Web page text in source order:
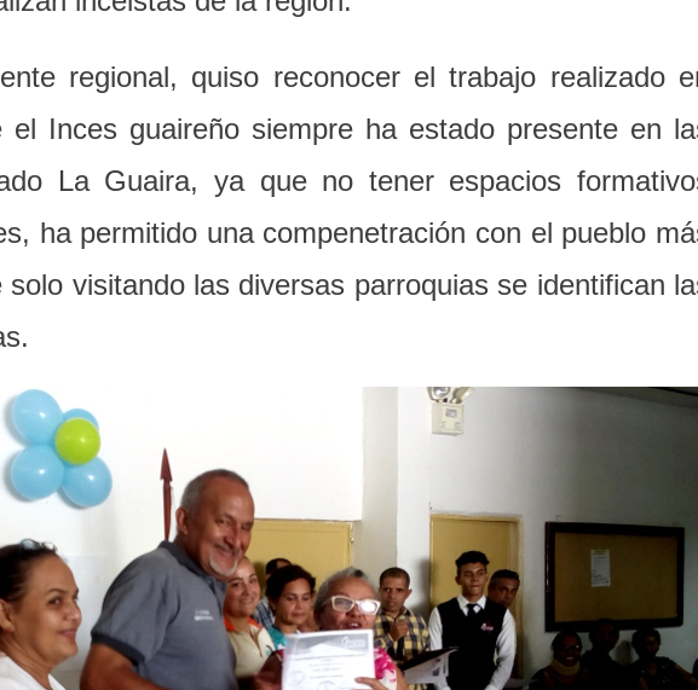
regional, quiso reconocer el trabajo realizado
el Inces guaireño siempre ha estado presente en
La Guaira, ya que no tener espacios
ha permitido una compenetración con el pueblo
visitando las diversas parroquias se identifican